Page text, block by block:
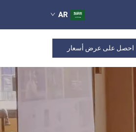
AR
احصل على عرض أسعار